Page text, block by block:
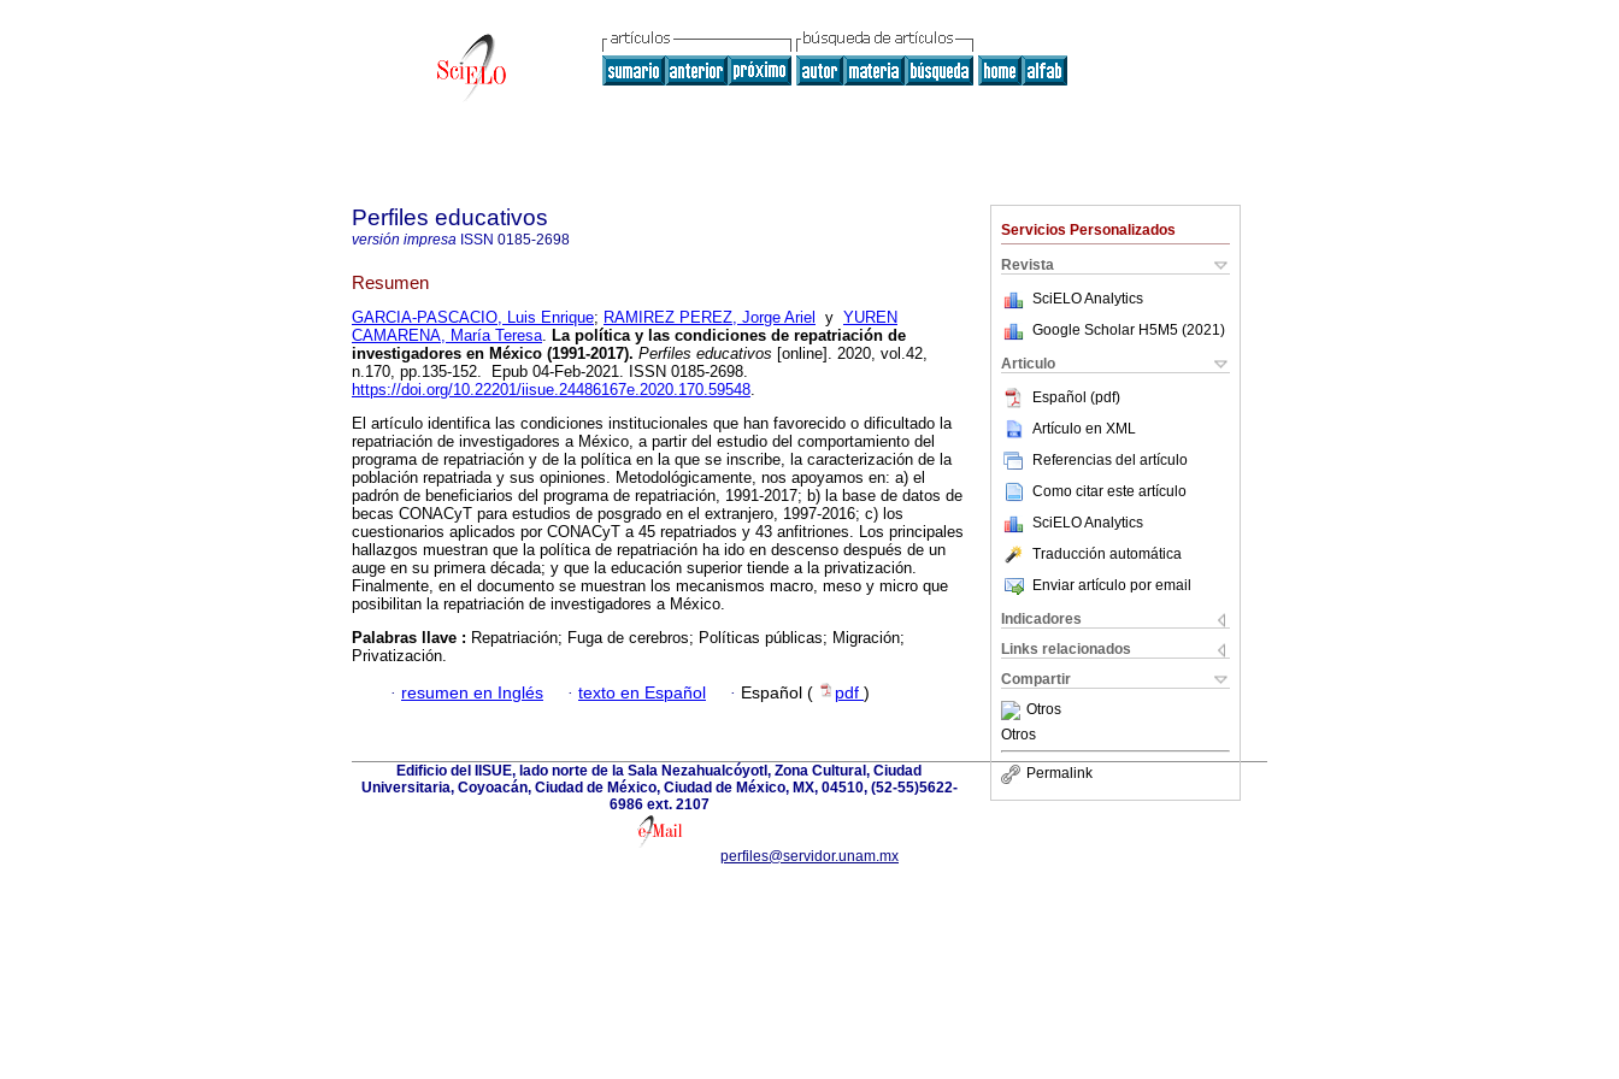
Servicios Personalizados
Revista
SciELO Analytics
Google Scholar H5M5 (2021 )
Articulo
Español (pdf)
Artículo en XML
Referencias del artículo
Como citar este artículo
SciELO Analytics
Traducción automática
Enviar artículo por email
Indicadores
Links relacionados
Compartir
Otros
Otros
Permalink
Perfiles educativos
versión impresa ISSN 0185-2698
Resumen
GARCIA-PASCACIO, Luis Enrique; RAMIREZ PEREZ, Jorge Ariel y YUREN
CAMARENA, María Teresa. La política y las condiciones de repatriación de
investigadores en México (1991-2017). Perfiles educativos [online]. 2020, vol.42,
n.170, pp.135-152. Epub 04-Feb-2021. ISSN 0185-2698.
https://doi.org/10.22201/iisue.24486167e.2020.170.59548.
El artículo identifica las condiciones institucionales que han favorecido o dificultado la
repatriación de investigadores a México, a partir del estudio del comportamiento del
programa de repatriación y de la política en la que se inscribe, la caracterización de la
población repatriada y sus opiniones. Metodológicamente, nos apoyamos en: a) el
padrón de beneficiarios del programa de repatriación, 1991-2017; b) la base de datos de
becas CONACyT para estudios de posgrado en el extranjero, 1997-2016; c) los
cuestionarios aplicados por CONACyT a 45 repatriados y 43 anfitriones. Los principales
hallazgos muestran que la política de repatriación ha ido en descenso después de un
auge en su primera década; y que la educación superior tiende a la privatización.
Finalmente, en el documento se muestran los mecanismos macro, meso y micro que
posibilitan la repatriación de investigadores a México.
Palabras llave : Repatriación; Fuga de cerebros; Políticas públicas; Migración;
Privatización.
· resumen en Inglés · texto en Español · Español ( pdf )
Edificio del IISUE, lado norte de la Sala Nezahualcóyotl, Zona Cultural, Ciudad
Universitaria, Coyoacán, Ciudad de México, Ciudad de México, MX, 04510, (52-55)5622-
6986 ext. 2107
perfiles@servidor.unam.mx